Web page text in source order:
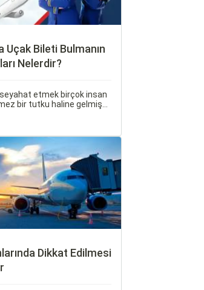
Uçak Bileti Bulmanın
Nelerdir?
etmek birçok insan
bir tutku haline gelmiş
Dikkat Edilmesi